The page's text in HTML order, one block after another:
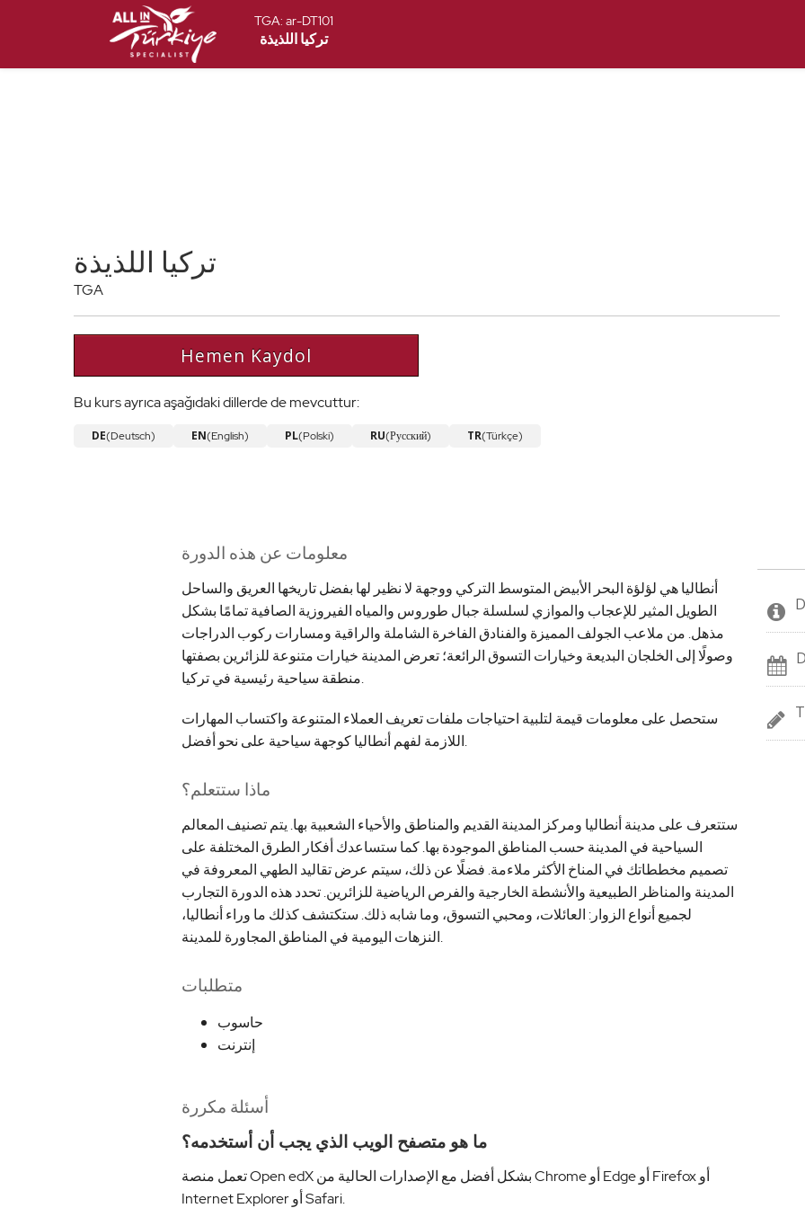
TGA: ar-DT101
تركيا اللذيذة
تركيا اللذيذة
TGA
Hemen Kaydol
Bu kurs ayrıca aşağıdaki dillerde de mevcuttur:
DE(Deutsch) EN(English) PL(Polski) RU(Русский) TR(Türkçe)
معلومات عن هذه الدورة
أنطاليا هي لؤلؤة البحر الأبيض المتوسط التركي ووجهة لا نظير لها بفضل تاريخها العريق والساحل
الطويل المثير للإعجاب والموازي لسلسلة جبال طوروس والمياه الفيروزية الصافية تمامًا بشكل
مذهل. من ملاعب الجولف المميزة والفنادق الفاخرة الشاملة والراقية ومسارات ركوب الدراجات
وصولًا إلى الخلجان البديعة وخيارات التسوق الرائعة؛ تعرض المدينة خيارات متنوعة للزائرين بصفتها
منطقة سياحية رئيسية في تركيا.
ستحصل على معلومات قيمة لتلبية احتياجات ملفات تعريف العملاء المتنوعة واكتساب المهارات
اللازمة لفهم أنطاليا كوجهة سياحية على نحو أفضل.
ماذا ستتعلم؟
ستتعرف على مدينة أنطاليا ومركز المدينة القديم والمناطق والأحياء الشعبية بها. يتم تصنيف المعالم
السياحية في المدينة حسب المناطق الموجودة بها. كما ستساعدك أفكار الطرق المختلفة على
تصميم مخططاتك في المناخ الأكثر ملاءمة. فضلًا عن ذلك، سيتم عرض تقاليد الطهي المعروفة في
المدينة والمناظر الطبيعية والأنشطة الخارجية والفرص الرياضية للزائرين. تحدد هذه الدورة التجارب
لجميع أنواع الزوار: العائلات، ومحبي التسوق، وما شابه ذلك. ستكتشف كذلك ما وراء أنطاليا،
النزهات اليومية في المناطق المجاورة للمدينة.
متطلبات
حاسوب
إنترنت
أسئلة مكررة
ما هو متصفح الويب الذي يجب أن أستخدمه؟
تعمل منصة Open edX بشكل أفضل مع الإصدارات الحالية من Chrome أو Edge أو Firefox أو
Internet Explorer أو Safari.